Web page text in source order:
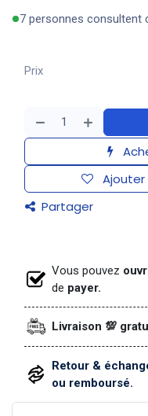
7 personnes consultent
Ajouter
Partager
Prix
Vous pouvez
de payer.
Livraison 💯
Retour &
ou remboursé.